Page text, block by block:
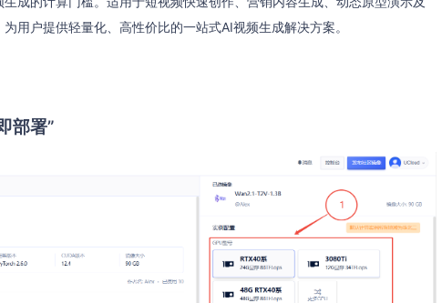
用户提供轻量化、高性价比的一站式AI视频生成解决方案。
部署”